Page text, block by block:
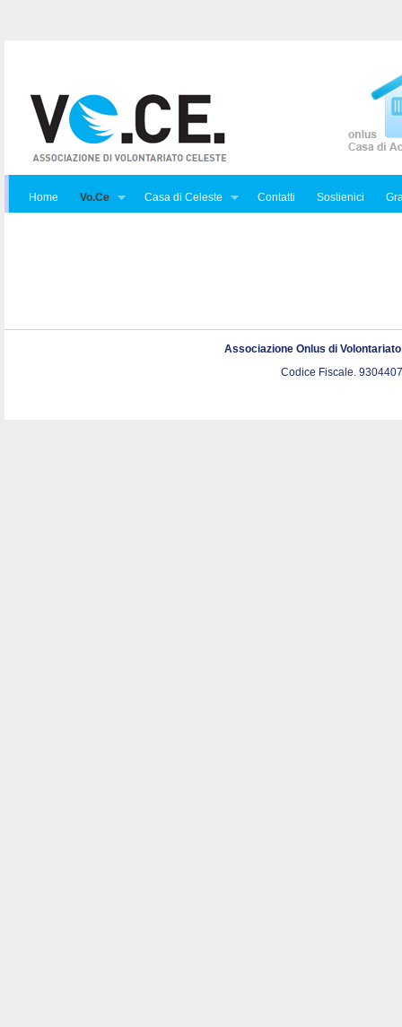
Home Vo.Ce Casa di Celeste Contatti Sostienici
Associazione Onlus di
Codice Fiscale.